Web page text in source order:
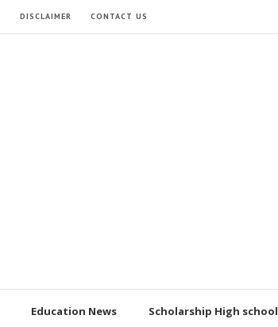
DISCLAIMER CONTACT US
Education News Scholarship High school